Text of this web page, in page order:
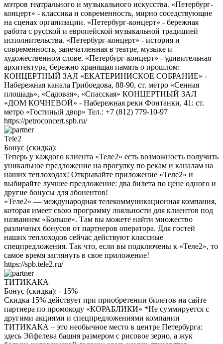
мэтров театрального и музыкального искусства. «Петербург-
концерт» - классика и современность, мирно соседствующие
на сценах организации. «Петербург-концерт» - бережная
работа с русской и европейской музыкальной традицией
исполнительства. «Петербург-концерт» - история и
современность, запечатленная в театре, музыке и
художественном слове. «Петербург-концерт» - удивительная
архитектура, бережно хранящая память о прошлом:
КОНЦЕРТНЫЙ ЗАЛ «ЕКАТЕРИНИСКОЕ СОБРАНИЕ» -
Набережная канала Грибоедова, 88-90, ст. метро «Сенная
площадь», «Садовая», «Спасская» КОНЦЕРТНЫЙ ЗАЛ
«ДОМ КОЧНЕВОЙ» - Набережная реки Фонтанки, 41: ст.
метро «Гостиный двор» Тел.: +7 (812) 779-10-97
https://petroconcert.spb.ru/
Tele2
Бонус (скидка):
Теперь у каждого клиента «Теле2» есть возможность получить
уникальное предложение на прогулку по рекам и каналам на
наших теплоходах! Открывайте приложение «Теле2» и
выбирайте лучшее предложение: два билета по цене одного и
другие бонусы для абонентов!
«Теле2» — международная телекоммуникационная компания,
которая имеет свою программу лояльности для клиентов под
названием «Больше». Там вы можете найти множество
различных бонусов от партнеров оператора. Для гостей
наших теплоходов сейчас действуют классные
спецпредложения. Так что, если вы подключены к «Теле2», то
самое время заглянуть в свое приложение!
https://spb.tele2.ru/
ТИТИКАКА
Бонус (скидка): - 15%
Скидка 15% действует при приобретении билетов на сайте
партнера по промокоду «КОРАБЛИКИ» *Не суммируется с
другими акциями и спецпредложениями компании
ТИТИКАКА – это необычное место в центре Петербурга:
здесь Эйфелева башня размером с рисовое зерно, а жук